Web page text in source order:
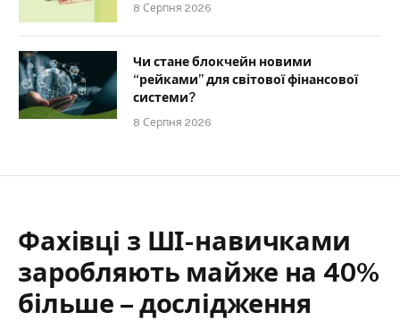
8 Серпня 2026
Чи стане блокчейн новими
“рейками” для світової фінансової
системи?
8 Серпня 2026
Фахівці з ШІ-навичками
заробляють майже на 40%
більше – дослідження